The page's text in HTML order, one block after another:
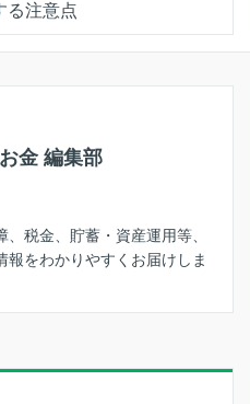
る注意点
金 編集部
税金、貯蓄・資産運用等、
報をわかりやすくお届けしま